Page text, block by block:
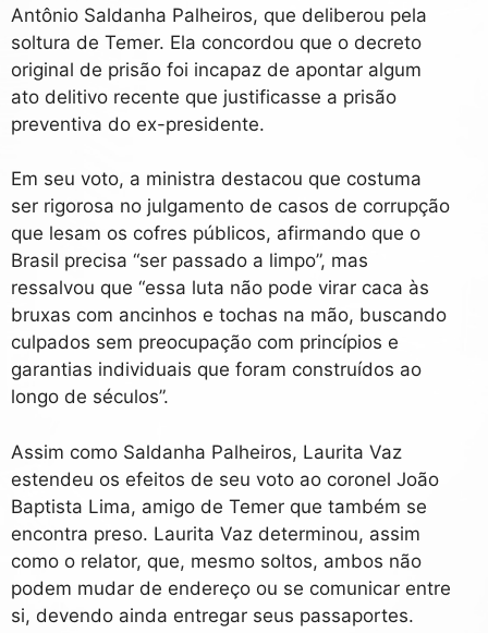
Antônio Saldanha Palheiros, que deliberou pela
soltura de Temer. Ela concordou que o decreto
original de prisão foi incapaz de apontar algum
ato delitivo recente que justificasse a prisão
preventiva do ex-presidente.
Em seu voto, a ministra destacou que costuma
ser rigorosa no julgamento de casos de corrupção
que lesam os cofres públicos, afirmando que o
Brasil precisa “ser passado a limpo”, mas
ressalvou que “essa luta não pode virar caca às
bruxas com ancinhos e tochas na mão, buscando
culpados sem preocupação com princípios e
garantias individuais que foram construídos ao
longo de séculos”.
Assim como Saldanha Palheiros, Laurita Vaz
estendeu os efeitos de seu voto ao coronel João
Baptista Lima, amigo de Temer que também se
encontra preso. Laurita Vaz determinou, assim
como o relator, que, mesmo soltos, ambos não
podem mudar de endereço ou se comunicar entre
si, devendo ainda entregar seus passaportes.